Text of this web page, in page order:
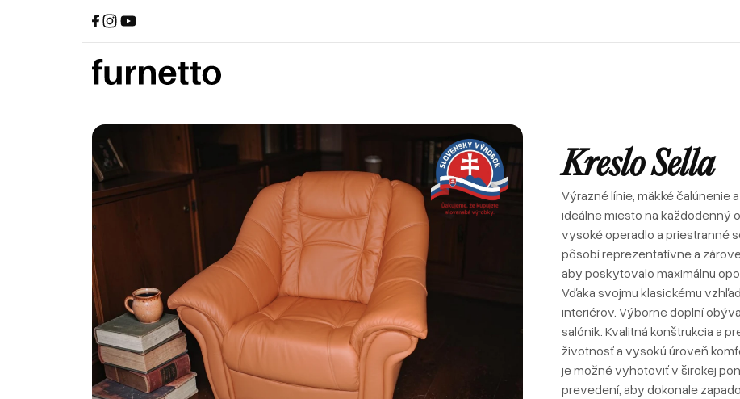
E-shop
Pohovky
Sedačky v tvare U
Sofabeds
Kreslá
Leňošky
Taburety
Atypické sedačky
Atypické postele
Sedačky u zákazníkov
Postele u zákazníkov
Zákazkové čalúnnictvo
Foto z výroby
Interiéry a realizácie
E-shop
Leňošky
Taburety
Atypické sedačky
Interiéry a realizácie
Kreslo Sella
Výrazné línie, mäkké čalúnenie
ideálne miesto na každodenný
vysoké operadlo a priestranné
pôsobí reprezentatívne a
aby poskytovalo maximálnu
Vďaka svojmu klasickému
interiérov. Výborne doplní
salónik. Kvalitná konštrukcia a
životnosť a vysokú úroveň
je možné vyhotoviť v širokej
prevedení, aby dokonale